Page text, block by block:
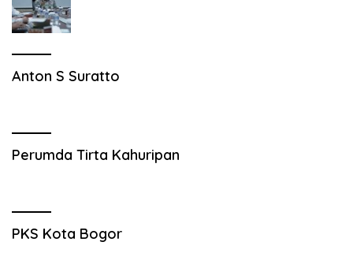
Anton S Suratto
Perumda Tirta Kahuripan
PKS Kota Bogor